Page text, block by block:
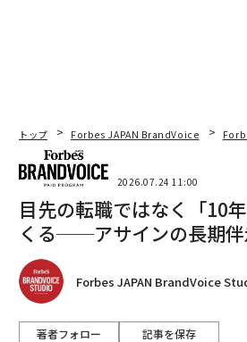
トップ Forbes JAPAN BrandVoice
2026.07.24 11:00
目先の転職ではなく「10
くる──アサインの長期伴
Forbes JAPAN BrandVoice
著者フォロー 記事を保存